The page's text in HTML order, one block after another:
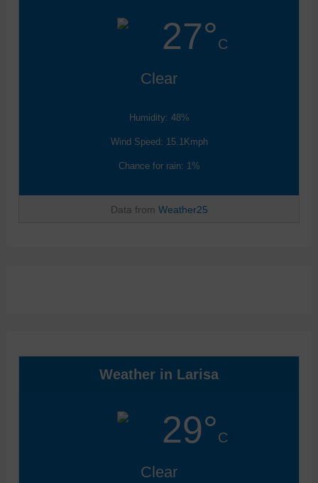
27°C
Clear
Humidity: 48%
Wind Speed: 15.1Kmph
Chance for rain: 1%
Data from Weather25
Weather in Larisa
29°C
Clear